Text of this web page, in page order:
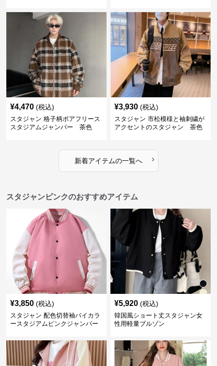
¥4,470 (税込)
スタジャン 格子柄ボアフリース
スタジアムジャンパー 茶色
¥3,930 (税込)
スタジャン 市松模様と袖刺繍が
アクセントのスタジャン 茶色
新着アイテムの一覧へ ›
スタジャンピンクのおすすめアイテム
¥3,850 (税込)
スタジャン 配色切替袖バイカラ
ースタジアムピンクジャンパー
¥5,920 (税込)
韓国風ショート丈スタジャン女
性用軽量ブルゾン